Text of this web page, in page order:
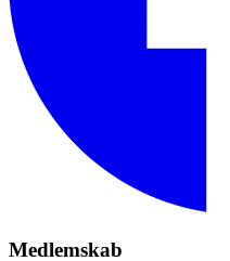
Medlemskab